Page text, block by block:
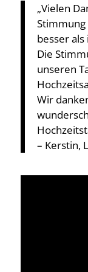
„Vielen
Stimmung
besser
Die
unseren
Wir
– Kerstin,